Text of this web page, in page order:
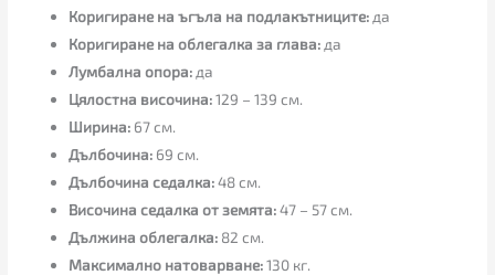
Коригиране на ъгъла на подлакътниците: да
Коригиране на облегалка за глава: да
Лумбална опора: да
Цялостна височина:129 – 139 см.
Ширина: 67 см.
Дълбочина: 69 см.
Дълбочина седалка:48 см.
Височина седалка от земята:47 – 57 см.
Дължина облегалка: 82 см.
Максимално натоварване:130 кг.